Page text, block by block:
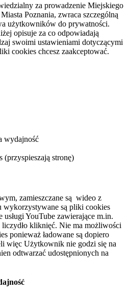
za prowadzenie Miejskiego
Poznania, zwraca szczególną
użytkowników do prywatności.
opisuje za co odpowiadają
swoimi ustawieniami dotyczącymi
cookies chcesz zaakceptować.
wydajność
stronę)
zamieszczane są wideo z
wykorzystywane są pliki cookies
YouTube zawierające m.in.
kliknięć. Nie ma możliwości
ponieważ ładowane są dopiero
więc Użytkownik nie godzi się na
odtwarzać udostępnionych na